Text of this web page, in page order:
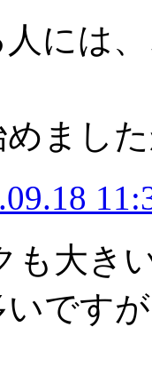
には
まし
も大き
です